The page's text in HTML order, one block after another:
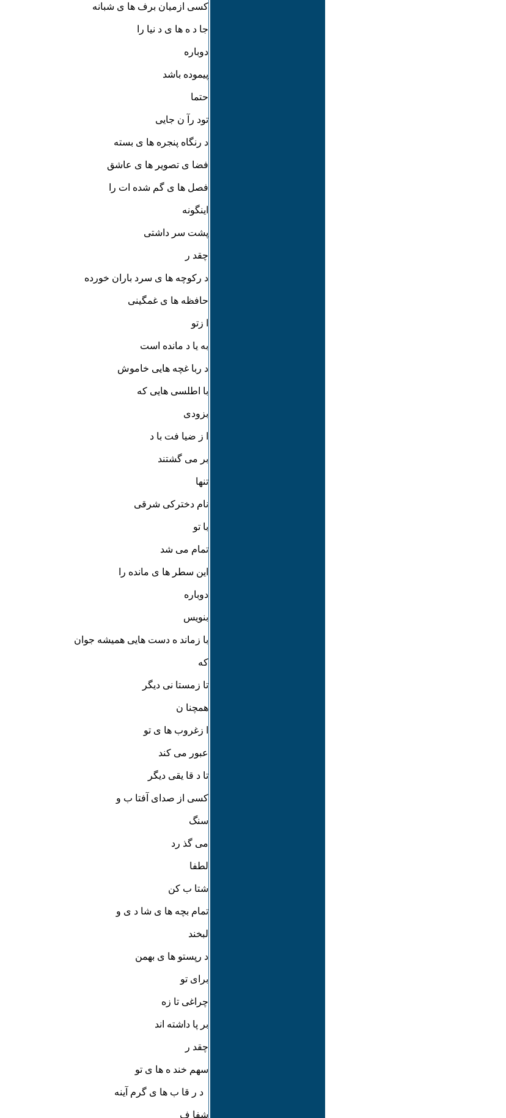
کسی ازمیان برف ها ی شبانه
جا د ه ها ی د نیا را
دوباره
پیموده باشد
حتما
تود رآ ن جایی
د رنگاه پنجره ها ی بسته
فضا ی تصویر ها ی عاشق
فصل ها ی گم شده ات را
اینگونه
پشت سر داشتی
چقد ر
د رکوچه ها ی سرد باران خورده
حافظه ها ی غمگینی
ا زتو
به یا د مانده است
د ربا غچه هایی خاموش
با اطلسی هایی که
بزودی
ا ز ضیا فت با د
بر می گشتند
تنها
نام دخترکی شرقی
با تو
تمام می شد
این سطر ها ی مانده را
دوباره
بنویس
با زماند ه دست هایی همیشه جوان
که
تا زمستا نی دیگر
همچنا ن
ا زغروب ها ی تو
عبور می کند
تا د قا یقی دیگر
کسی از صدای آفتا ب و
سنگ
می گذ رد
لطفا
شتا ب کن
تمام بچه ها ی شا د ی و
لبخند
د رپستو ها ی بهمن
برای تو
چراغی تا زه
بر پا داشته اند
چقد ر
سهم خند ه ها ی تو
د ر قا ب ها ی گرم آینه
شفا ف